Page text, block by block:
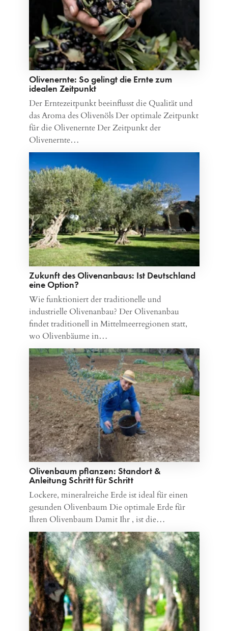
Olivenernte: So gelingt die Ernte zum
idealen Zeitpunkt
Der Erntezeitpunkt beeinflusst die Qualität und
das Aroma des Olivenöls Der optimale Zeitpunkt
für die Olivenernte Der Zeitpunkt der
Olivenernte…
Zukunft des Olivenanbaus: Ist Deutschland
eine Option?
Wie funktioniert der traditionelle und
industrielle Olivenanbau? Der Olivenanbau
findet traditionell in Mittelmeerregionen statt,
wo Olivenbäume in…
Olivenbaum pflanzen: Standort &
Anleitung Schritt für Schritt
Lockere, mineralreiche Erde ist ideal für einen
gesunden Olivenbaum Die optimale Erde für
Ihren Olivenbaum Damit Ihr , ist die…